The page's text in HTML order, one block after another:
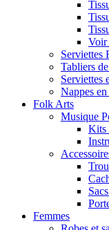
Voir
Serviettes
Tabliers
Serviettes
Nappes
Folk Arts
Musique
Kits
Femmes